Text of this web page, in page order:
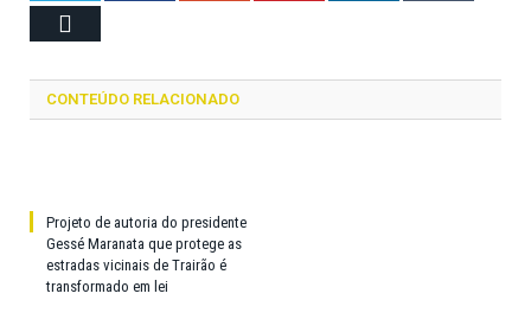
CONTEÚDO RELACIONADO
Projeto de autoria do presidente
Gessé Maranata que protege as
estradas vicinais de Trairão é
transformado em lei